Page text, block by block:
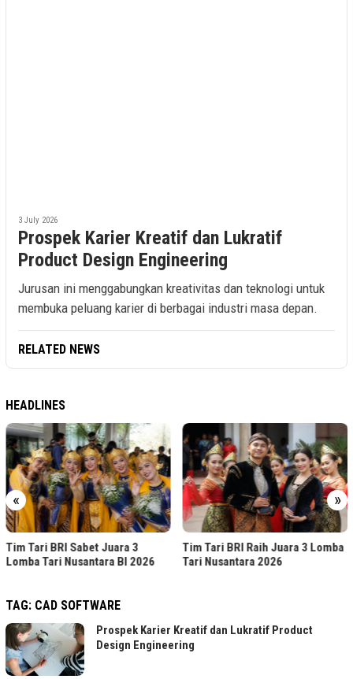
3 July 2026
Prospek Karier Kreatif dan Lukratif
Product Design Engineering
Jurusan ini menggabungkan kreativitas dan teknologi untuk
membuka peluang karier di berbagai industri masa depan.
RELATED NEWS
HEADLINES
« »
Tim Tari BRI Sabet Juara 3
Lomba Tari Nusantara BI 2026
Tim Tari BRI Raih Juara 3 Lomba
Tari Nusantara 2026
TAG: CAD SOFTWARE
Prospek Karier Kreatif dan Lukratif Product
Design Engineering